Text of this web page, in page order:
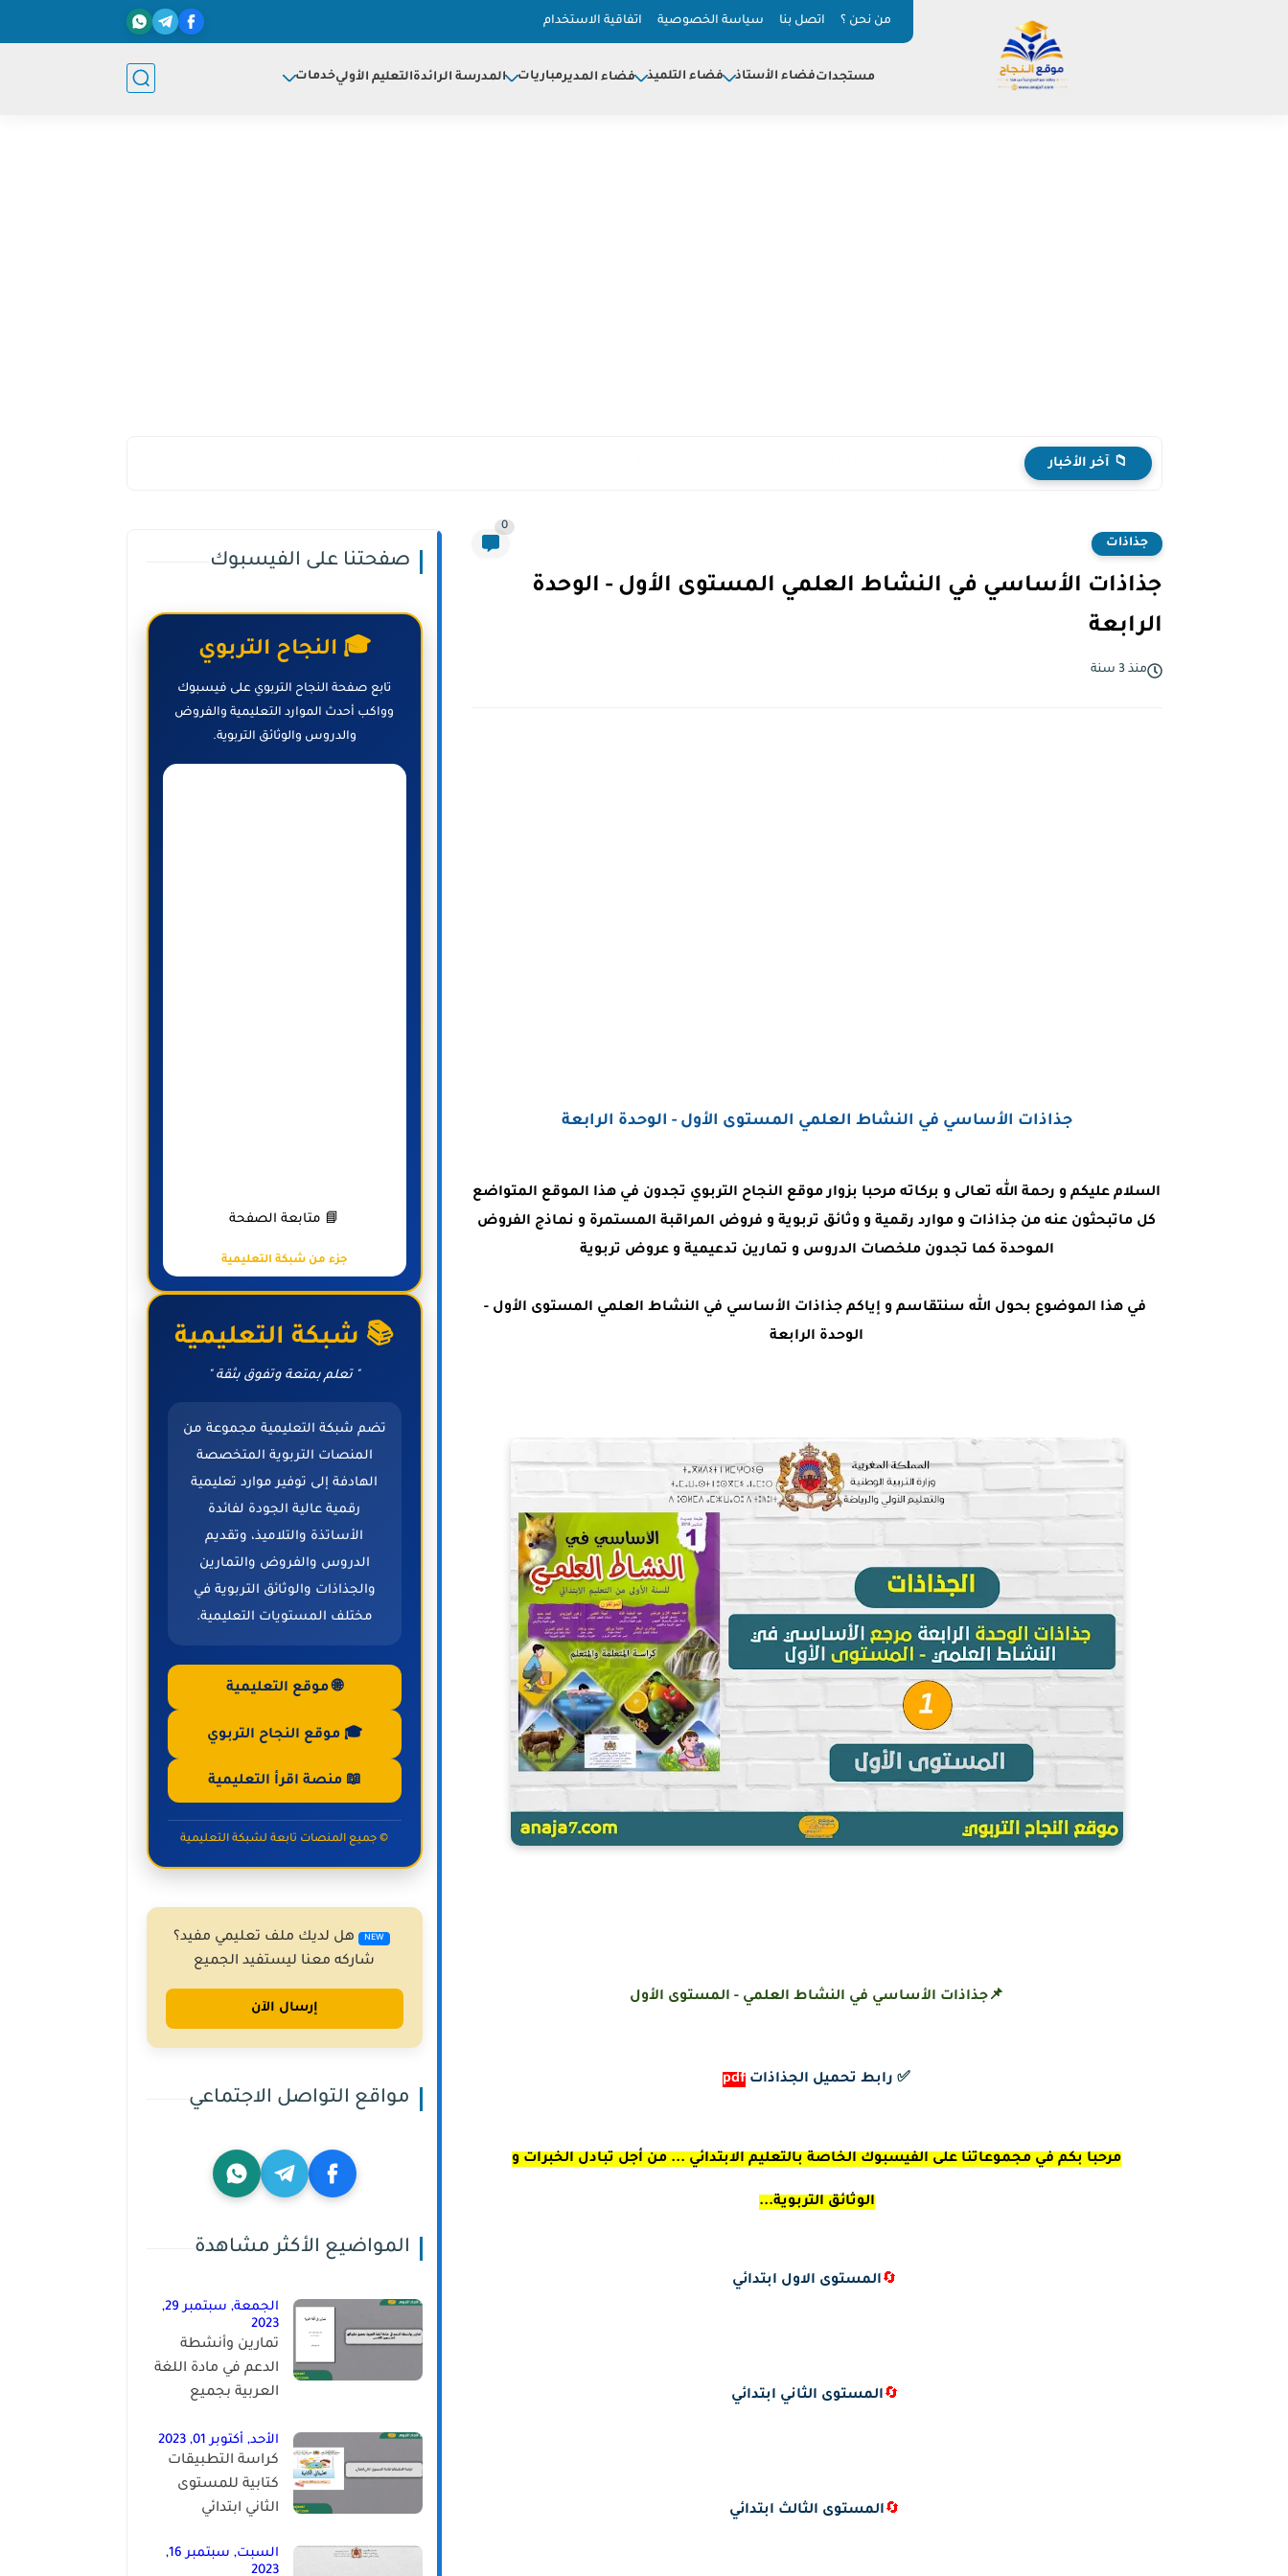
من نحن ؟ اتصل بنا سياسة الخصوصية اتفاقية الاستخدام
مستجداتفضاء الأستاذ فضاء التلميذ فضاء المديرمباريات المدرسة الرائدةالتعليم الأوليخدمات
📁 آخر الأخبار
جذاذات
0
جذاذات الأساسي في النشاط العلمي المستوى الأول - الوحدة
الرابعة
منذ 3 سنة
جذاذات الأساسي في النشاط العلمي المستوى الأول - الوحدة الرابعة
السلام عليكم و رحمة الله تعالى و بركاته مرحبا بزوار موقع النجاح التربوي تجدون في هذا الموقع المتواضع
كل ماتبحثون عنه من جذاذات و موارد رقمية و وثائق تربوية و فروض المراقبة المستمرة و نماذج الفروض
الموحدة كما تجدون ملخصات الدروس و تمارين تدعيمية و عروض تربوية
في هذا الموضوع بحول الله سنتقاسم و إياكمجذاذات الأساسي في النشاط العلمي المستوى الأول -
الوحدة الرابعة
📌جذاذات الأساسي في النشاط العلمي - المستوى الأول
✅ رابط تحميل الجذاذات pdf
مرحبا بكم في مجموعاتنا على الفيسبوك الخاصة بالتعليم الابتدائي ... من أجل تبادل الخبرات و
الوثائق التربوية...
🔄المستوى الاول ابتدائي
🔄المستوى الثاني ابتدائي
🔄المستوى الثالث ابتدائي
صفحتنا على الفيسبوك
🎓 النجاح التربوي
تابع صفحة النجاح التربوي على فيسبوك
وواكب أحدث الموارد التعليمية والفروض
والدروس والوثائق التربوية.
📘 متابعة الصفحة
جزء من شبكة التعليمية
📚 شبكة التعليمية
" تعلم بمتعة وتفوق بثقة "
تضم شبكة التعليمية مجموعة من
المنصات التربوية المتخصصة
الهادفة إلى توفير موارد تعليمية
رقمية عالية الجودة لفائدة
الأساتذة والتلاميذ، وتقديم
الدروس والفروض والتمارين
والجذاذات والوثائق التربوية في
مختلف المستويات التعليمية.
🌐 موقع التعليمية
🎓 موقع النجاح التربوي
📖 منصة اقرأ التعليمية
© جميع المنصات تابعة لشبكة التعليمية
NEW
هل لديك ملف تعليمي مفيد؟
شاركه معنا ليستفيد الجميع
إرسال الآن
مواقع التواصل الاجتماعي
المواضيع الأكثر مشاهدة
الجمعة, سبتمبر 29,
2023
تمارين وأنشطة
الدعم في مادة اللغة
العربية بجميع
الخامس
الأحد, أكتوبر 01, 2023
كراسة التطبيقات
كتابية للمستوى
الثاني ابتدائي
السبت, سبتمبر 16,
2023